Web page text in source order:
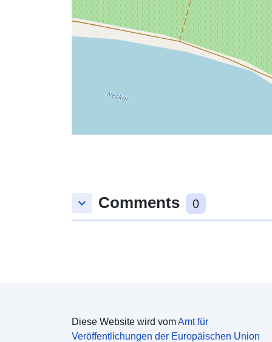
keyboard_arrow_down Comments 0
Diese Website wird vomAmt für
Veröffentlichungen der Europäischen Union